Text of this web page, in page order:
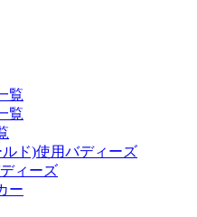
覧
覧
ド)使用バディーズ
ィーズ
ー